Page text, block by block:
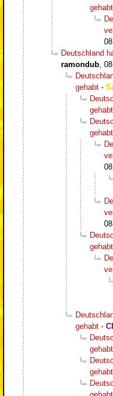
gehabt
Deutschland
ramondub
gehabt -
gehabt
gehabt
gehabt
gehabt -
gehabt
gehabt